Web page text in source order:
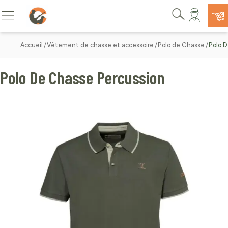
Allez au contenu
Basculer la navigation
Rechercher
Accueil Vêtement de chasse et accessoire Polo de Chasse Polo
Polo De Chasse Percussion